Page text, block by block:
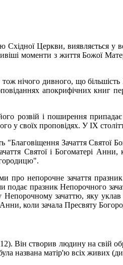
Церкви, виявляється у
моменти з життя Божої
нічого дивного, що
апокрифічних
розвій і поширення
у своїх проповідях. У IX
Зачаття Святої
Святої і Богоматері
про непорочне зачаття
празник Непорочного
зачаттю, яку
Анни, коли зачала Пресвяту
Він створив людину на свій
названа матір'ю всіх живих